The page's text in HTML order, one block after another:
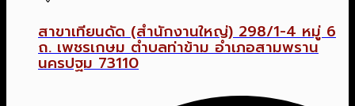
สาขาเทียนดัด (สำนักงานใหญ่) 298/1-4 หมู่ 6
ถ. เพชรเกษม ตำบลท่าข้าม อำเภอสามพราน
นครปฐม 73110